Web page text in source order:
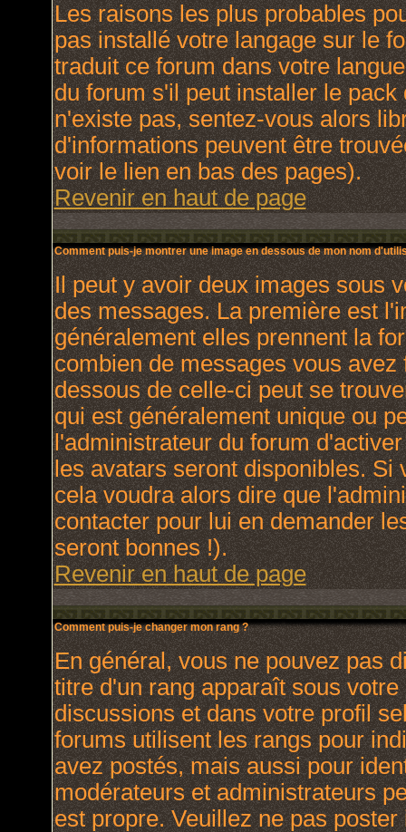
Les raisons les plus probables
pas installé votre langage sur le
traduit ce forum dans votre
du forum s'il peut installer le
n'existe pas, sentez-vous alors
d'informations peuvent être
voir le lien en bas des pages).
Revenir en haut de page
Comment puis-je montrer une image en dessous de mon nom
Il peut y avoir deux images sous
des messages. La première est
généralement elles prennent la
combien de messages vous
dessous de celle-ci peut se
qui est généralement unique ou
l'administrateur du forum
les avatars seront disponibles. Si
cela voudra alors dire que
contacter pour lui en demander
seront bonnes !).
Revenir en haut de page
Comment puis-je changer mon rang ?
En général, vous ne pouvez pas
titre d'un rang apparaît sous
discussions et dans votre profil
forums utilisent les rangs pour
avez postés, mais aussi pour
modérateurs et administrateurs
est propre. Veuillez ne pas